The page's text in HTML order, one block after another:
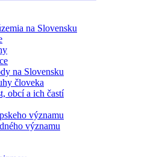
na Slovensku
na Slovensku
človeka
obcí a ich častí
významu
významu